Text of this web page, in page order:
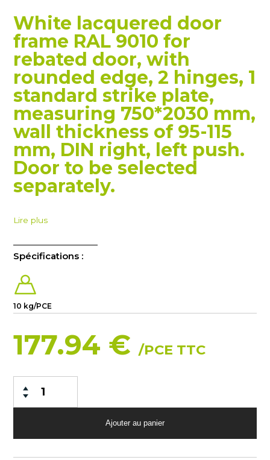
White lacquered door
frame RAL 9010 for
rebated door, with
rounded edge, 2 hinges, 1
standard strike plate,
measuring 750*2030 mm,
wall thickness of 95-115
mm, DIN right, left push.
Door to be selected
separately.
Lire plus
Spécifications :
10 kg/PCE
177.94 €/PCE TTC